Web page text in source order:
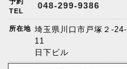
予約
TEL
048-299-9386
所在地 埼玉県川口市戸塚２-24-
11
日下ビル